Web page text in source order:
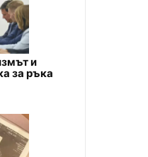
и
за ръка